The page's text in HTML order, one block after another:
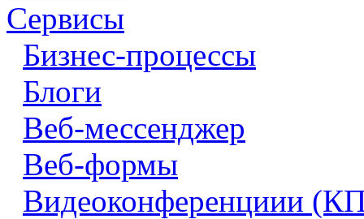
Сервисы
Бизнес-процессы
Блоги
Веб-мессенджер
Веб-формы
Видеоконференциии